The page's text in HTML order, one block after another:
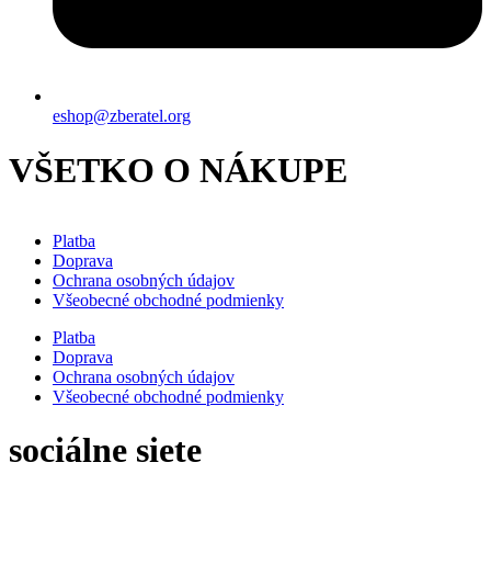
eshop@zberatel.org
VŠETKO O NÁKUPE
Platba
Doprava
Ochrana osobných údajov
Všeobecné obchodné podmienky
Platba
Doprava
Ochrana osobných údajov
Všeobecné obchodné podmienky
sociálne siete